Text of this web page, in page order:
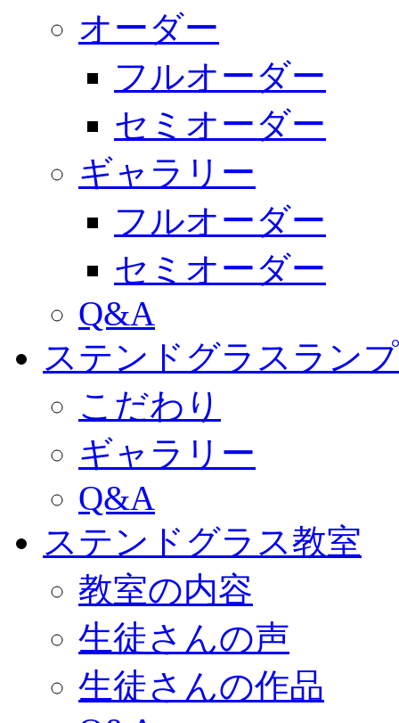
オーダー
フルオーダー
セミオーダー
ギャラリー
フルオーダー
セミオーダー
Q&A
ステンドグラスランプ
こだわり
ギャラリー
Q&A
ステンドグラス教室
教室の内容
生徒さんの声
生徒さんの作品